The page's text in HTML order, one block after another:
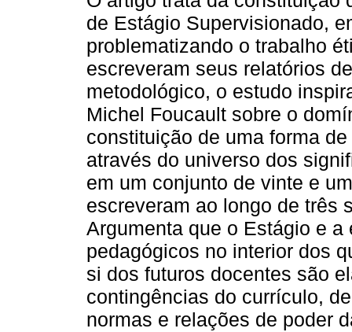
de Estágio Supervisionado,
problematizando o trabalho
escreveram seus relatórios
metodológico, o estudo
Michel Foucault sobre o
constituição de uma forma
através do universo dos
em um conjunto de vinte e
escreveram ao longo de três
Argumenta que o Estágio e
pedagógicos no interior dos
si dos futuros docentes são
contingências do currículo,
normas e relações de poder